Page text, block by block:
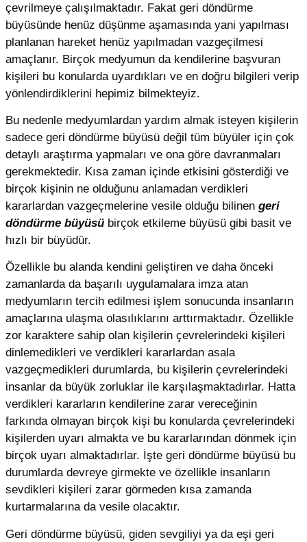
çevrilmeye çalışılmaktadır. Fakat geri döndürme
büyüsünde henüz düşünme aşamasında yani yapılması
planlanan hareket henüz yapılmadan vazgeçilmesi
amaçlanır. Birçok medyumun da kendilerine başvuran
kişileri bu konularda uyardıkları ve en doğru bilgileri verip
yönlendirdiklerini hepimiz bilmekteyiz.
Bu nedenle medyumlardan yardım almak isteyen kişilerin
sadece geri döndürme büyüsü değil tüm büyüler için çok
detaylı araştırma yapmaları ve ona göre davranmaları
gerekmektedir. Kısa zaman içinde etkisini gösterdiği ve
birçok kişinin ne olduğunu anlamadan verdikleri
kararlardan vazgeçmelerine vesile olduğu bilinen geri
döndürme büyüsü birçok etkileme büyüsü gibi basit ve
hızlı bir büyüdür.
Özellikle bu alanda kendini geliştiren ve daha önceki
zamanlarda da başarılı uygulamalara imza atan
medyumların tercih edilmesi işlem sonucunda insanların
amaçlarına ulaşma olasılıklarını arttırmaktadır. Özellikle
zor karaktere sahip olan kişilerin çevrelerindeki kişileri
dinlemedikleri ve verdikleri kararlardan asala
vazgeçmedikleri durumlarda, bu kişilerin çevrelerindeki
insanlar da büyük zorluklar ile karşılaşmaktadırlar. Hatta
verdikleri kararların kendilerine zarar vereceğinin
farkında olmayan birçok kişi bu konularda çevrelerindeki
kişilerden uyarı almakta ve bu kararlarından dönmek için
birçok uyarı almaktadırlar. İşte geri döndürme büyüsü bu
durumlarda devreye girmekte ve özellikle insanların
sevdikleri kişileri zarar görmeden kısa zamanda
kurtarmalarına da vesile olacaktır.
Geri döndürme büyüsü, giden sevgiliyi ya da eşi geri